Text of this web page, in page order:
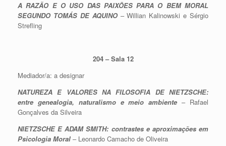
A RAZÃO E O USO DAS PAIXÕES PARA O BEM MORAL
SEGUNDO TOMÁS DE AQUINO – Willian Kalinowski e Sérgio
Strefling
204 – Sala 12
Mediador/a: a designar
NATUREZA E VALORES NA FILOSOFIA DE NIETZSCHE:
entre genealogia, naturalismo e meio ambiente – Rafael
Gonçalves da Silveira
NIETZSCHE E ADAM SMITH: contrastes e aproximações em
Psicologia Moral – Leonardo Camacho de Oliveira